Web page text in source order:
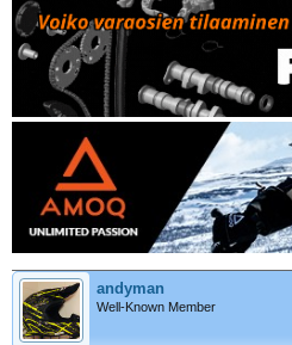
andyman
Well-Known Member